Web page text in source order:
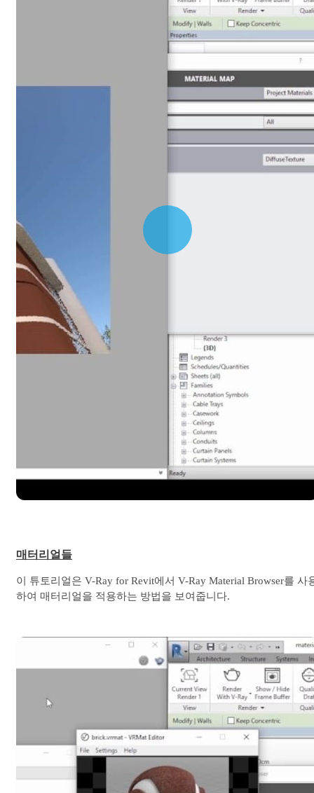
매터리얼들
이 튜토리얼은 V-Ray for Revit에서 V-Ray Material Browser를 사
하여 매터리얼을 적용하는 방법을 보여줍니다.